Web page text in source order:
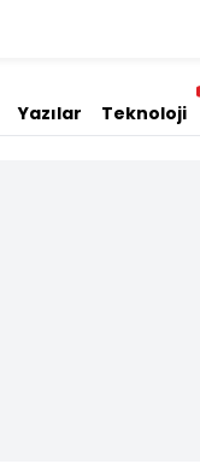
Yazılar Teknoloji